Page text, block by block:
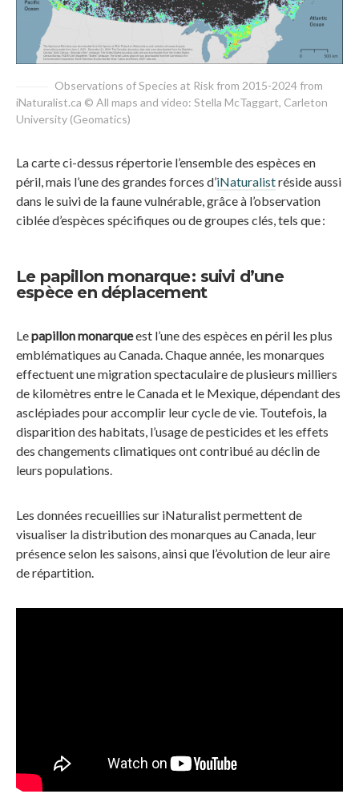
Observations of Species at Risk from 2015-2024 from
iNaturalist.ca © All maps and video: Stella McTaggart, Carleton
University (Geomatics)
La carte ci-dessus répertorie l’ensemble des espèces en
péril, mais l’une des grandes forces d’iNaturalistréside aussi
dans le suivi de la faune vulnérable, grâce à l’observation
ciblée d’espèces spécifiques ou de groupes clés, tels que :
Le papillon monarque : suivi d’une
espèce en déplacement
Lepapillon monarqueest l’une des espèces en péril les plus
emblématiques au Canada. Chaque année, les monarques
effectuent une migration spectaculaire de plusieurs milliers
de kilomètres entre le Canada et le Mexique, dépendant des
asclépiades pour accomplir leur cycle de vie. Toutefois, la
disparition des habitats, l’usage de pesticides et les effets
des changements climatiques ont contribué au déclin de
leurs populations.
Les données recueillies sur iNaturalist permettent de
visualiser la distribution des monarques au Canada, leur
présence selon les saisons, ainsi que l’évolution de leur aire
de répartition.